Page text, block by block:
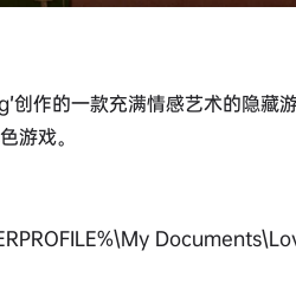
作的一款充满情感艺术的隐藏
游戏。